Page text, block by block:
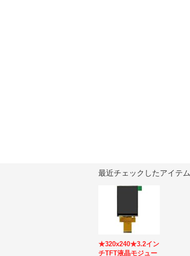
最近チェックしたアイテム
★320x240★3.2イン
チTFT液晶モジュー